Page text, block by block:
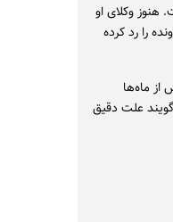
وکلای او
را رد کرده
از ماه‌ها
علت دقیق